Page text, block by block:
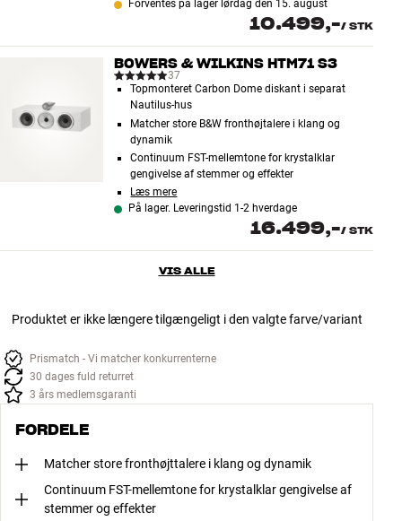
Forventes på lager lørdag den 15. august
10.499,-/ STK
BOWERS & WILKINS HTM71 S3
37
Topmonteret Carbon Dome diskant i separat
Nautilus-hus
Matcher store B&W fronthøjtalere i klang og
dynamik
Continuum FST-mellemtone for krystalklar
gengivelse af stemmer og effekter
Læs mere
På lager. Leveringstid 1-2 hverdage
16.499,-/ STK
VIS ALLE
Produktet er ikke længere tilgængeligt i den valgte farve/variant
Prismatch - Vi matcher konkurrenterne
30 dages fuld returret
3 års medlemsgaranti
FORDELE
Matcher store fronthøjttalere i klang og dynamik
Continuum FST-mellemtone for krystalklar gengivelse af
stemmer og effekter